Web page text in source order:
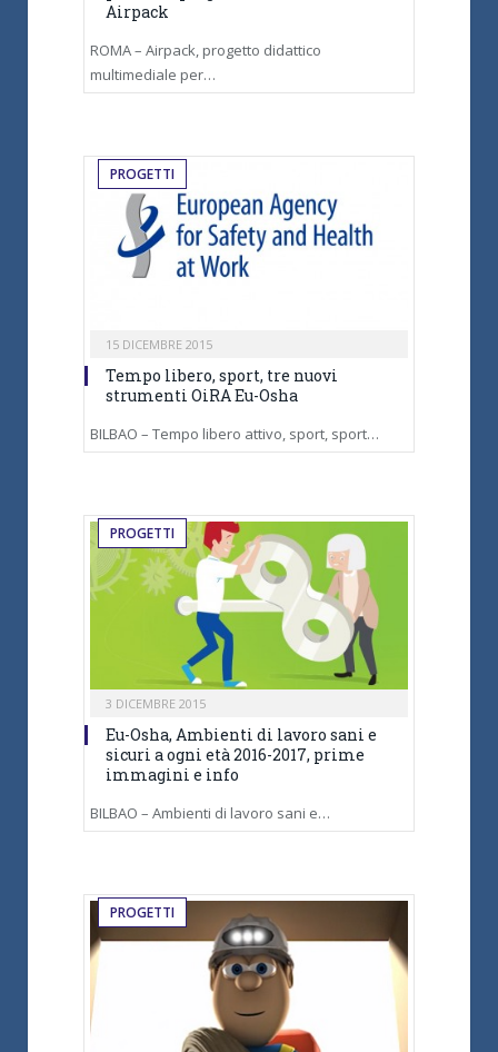
Airpack
ROMA – Airpack, progetto didattico
multimediale per…
PROGETTI
15 DICEMBRE 2015
Tempo libero, sport, tre nuovi
strumenti OiRA Eu-Osha
BILBAO – Tempo libero attivo, sport, sport…
PROGETTI
3 DICEMBRE 2015
Eu-Osha, Ambienti di lavoro sani e
sicuri a ogni età 2016-2017, prime
immagini e info
BILBAO – Ambienti di lavoro sani e…
PROGETTI